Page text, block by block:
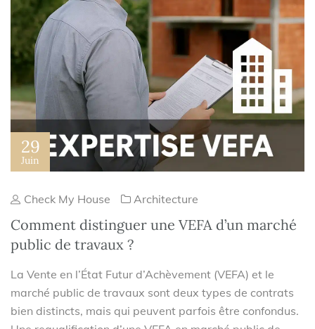
29
Juin
Check My House Architecture
Comment distinguer une VEFA d’un marché
public de travaux ?
La Vente en l’État Futur d’Achèvement (VEFA) et le
marché public de travaux sont deux types de contrats
bien distincts, mais qui peuvent parfois être confondus.